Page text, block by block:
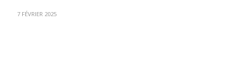
7 FÉVRIER 2025